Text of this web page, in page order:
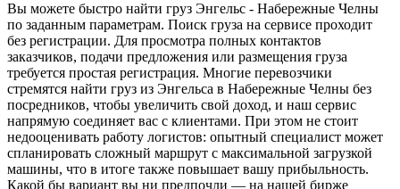
Вы можете быстро найти груз Энгельс - Набережные Челны
по заданным параметрам. Поиск груза на сервисе проходит
без регистрации. Для просмотра полных контактов
заказчиков, подачи предложения или размещения груза
требуется простая регистрация. Многие перевозчики
стремятся найти груз из Энгельса в Набережные Челны без
посредников, чтобы увеличить свой доход, и наш сервис
напрямую соединяет вас с клиентами. При этом не стоит
недооценивать работу логистов: опытный специалист может
спланировать сложный маршрут с максимальной загрузкой
машины, что в итоге также повышает вашу прибыльность.
Какой бы вариант вы ни предпочли — на нашей бирже